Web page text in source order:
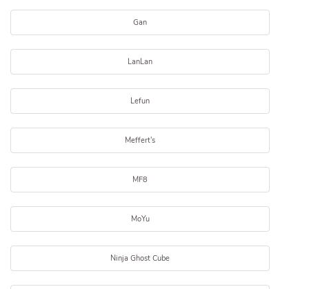
Gan
LanLan
Lefun
Meffert's
MF8
MoYu
Ninja Ghost Cube